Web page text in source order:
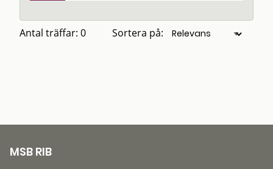
Antal träffar: 0 Sortera på:
MSB RIB